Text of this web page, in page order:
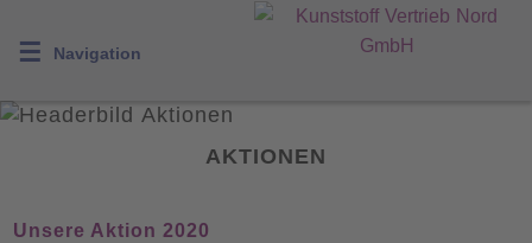
☰ Navigation
AKTIONEN
Unsere Aktion 2020